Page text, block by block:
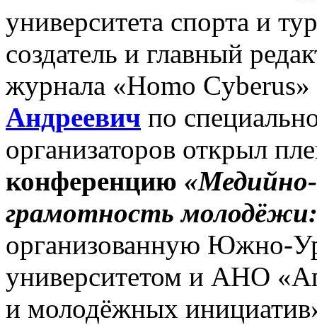
университета спорта и
создатель и главный
журнала «Homo Cyberus»
Андреевич по
организаторов открыл
конференцию
грамотность
организованную Южно-
университетом и АНО
и молодёжных